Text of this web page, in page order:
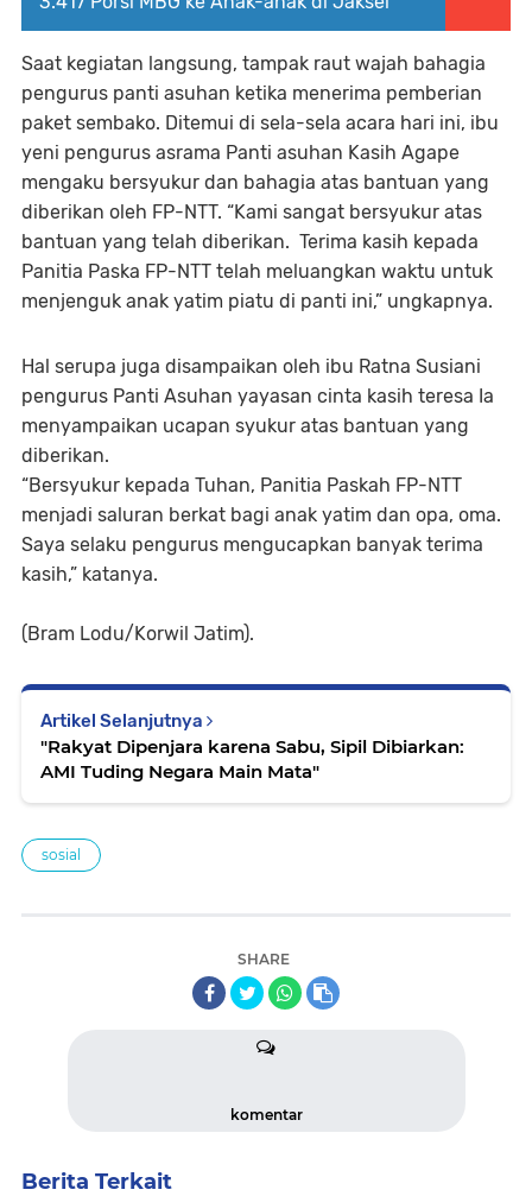
Saat kegiatan langsung, tampak raut wajah bahagia
pengurus panti asuhan ketika menerima pemberian
paket sembako. Ditemui di sela-sela acara hari ini, ibu
yeni pengurus asrama Panti asuhan Kasih Agape
mengaku bersyukur dan bahagia atas bantuan yang
diberikan oleh FP-NTT. “Kami sangat bersyukur atas
bantuan yang telah diberikan. Terima kasih kepada
Panitia Paska FP-NTT telah meluangkan waktu untuk
menjenguk anak yatim piatu di panti ini,” ungkapnya.
Hal serupa juga disampaikan oleh ibu Ratna Susiani
pengurus Panti Asuhan yayasan cinta kasih teresa Ia
menyampaikan ucapan syukur atas bantuan yang
diberikan.
“Bersyukur kepada Tuhan, Panitia Paskah FP-NTT
menjadi saluran berkat bagi anak yatim dan opa, oma.
Saya selaku pengurus mengucapkan banyak terima
kasih,” katanya.
(Bram Lodu/Korwil Jatim).
Artikel Selanjutnya
"Rakyat Dipenjara karena Sabu, Sipil Dibiarkan:
AMI Tuding Negara Main Mata"
sosial
SHARE
komentar
Berita Terkait